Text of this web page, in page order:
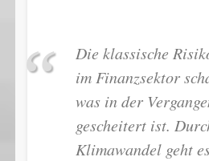
Die klassische
im Finanzsektor
was in der
gescheitert ist.
Klimawandel geht